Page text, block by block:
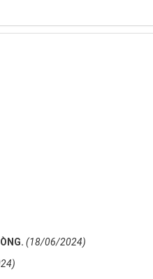
(18/06/2024)